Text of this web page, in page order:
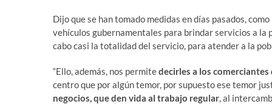
Dijo que se han tomado medidas en días pasados,
vehículos gubernamentales para brindar servicios a la
cabo casi la totalidad del servicio, para atender a la
“Ello, además, nos permitedecirles a los comerciantes
centro que por algún temor, por supuesto ese temor
negocios, que den vida al trabajo regular, al